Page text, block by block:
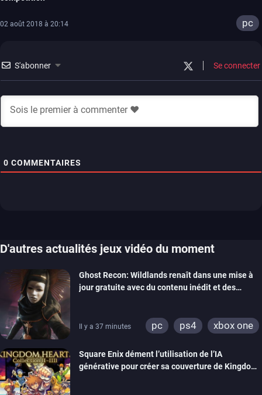
02 août 2018 à 20:14 pc
S'abonner Se connecter
0 COMMENTAIRES
D'autres actualités jeux vidéo du moment
Ghost Recon: Wildlands renaît dans une mise à
jour gratuite avec du contenu inédit et des
Il y a 37 minutes pc ps4 xbox one
Square Enix dément l’utilisation de l’IA
générative pour créer sa couverture de Kingdom